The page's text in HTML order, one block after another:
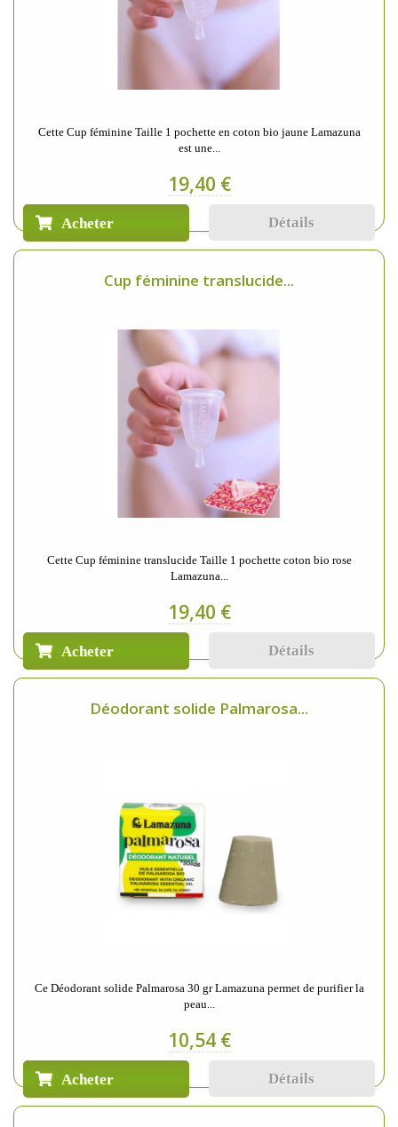
Cette Cup féminine Taille 1 pochette en coton bio jaune Lamazuna
est une...
19,40 €
Acheter Détails
Cup féminine translucide...
Cette Cup féminine translucide Taille 1 pochette coton bio rose
Lamazuna...
19,40 €
Acheter Détails
Déodorant solide Palmarosa...
Ce Déodorant solide Palmarosa 30 gr Lamazuna permet de purifier la
peau...
10,54 €
Acheter Détails